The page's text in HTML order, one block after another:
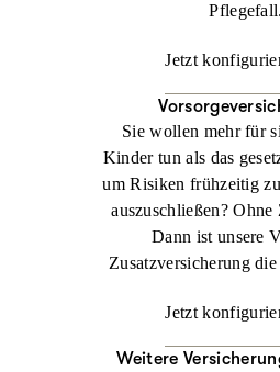
Pflegefall.
Jetzt
Sie wollen mehr für
Kinder tun als das
um Risiken frühzeitig
auszuschließen? Ohne
Dann ist unsere
Zusatzversicherung
Jetzt
Weitere